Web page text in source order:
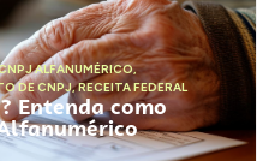
ALFANUMÉRICO,
DE CNPJ,RECEITA FEDERAL
Entenda como